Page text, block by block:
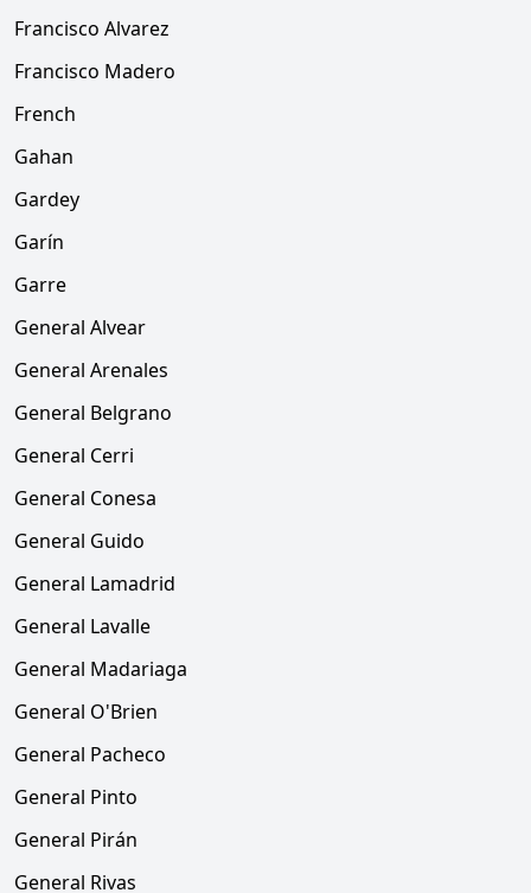
Francisco Alvarez
Francisco Madero
French
Gahan
Gardey
Garín
Garre
General Alvear
General Arenales
General Belgrano
General Cerri
General Conesa
General Guido
General Lamadrid
General Lavalle
General Madariaga
General O'Brien
General Pacheco
General Pinto
General Pirán
General Rivas